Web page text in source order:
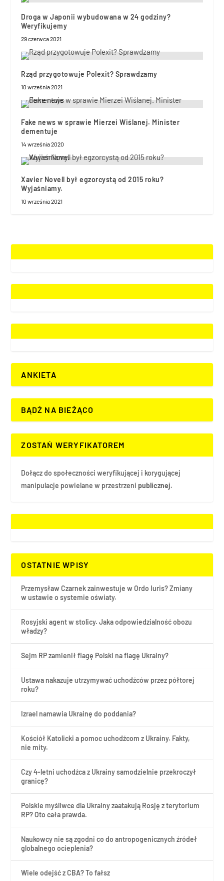
Droga w Japonii wybudowana w 24 godziny?
Weryfikujemy
29 czerwca 2021
Rząd przygotowuje Polexit? Sprawdzamy
10 września 2021
Fake news w sprawie Mierzei Wiślanej. Minister
dementuje
14 września 2020
Xavier Novell był egzorcystą od 2015 roku?
Wyjaśniamy.
10 września 2021
ANKIETA
BĄDŹ NA BIEŻĄCO
ZOSTAŃ WERYFIKATOREM
Dołącz do społeczności weryfikującej i korygującej
manipulacje powielane w przestrzenipublicznej.
OSTATNIE WPISY
Przemysław Czarnek zainwestuje w Ordo Iuris? Zmiany
w ustawie o systemie oświaty.
Rosyjski agent w stolicy. Jaka odpowiedzialność obozu
władzy?
Sejm RP zamienił flagę Polski na flagę Ukrainy?
Ustawa nakazuje utrzymywać uchodźców przez półtorej
roku?
Izrael namawia Ukrainę do poddania?
Kościół Katolicki a pomoc uchodźcom z Ukrainy. Fakty,
nie mity.
Czy 4-letni uchodźca z Ukrainy samodzielnie przekroczył
granicę?
Polskie myśliwce dla Ukrainy zaatakują Rosję z terytorium
RP? Oto cała prawda.
Naukowcy nie są zgodni co do antropogenicznych źródeł
globalnego ocieplenia?
Wiele odejść z CBA? To fałsz